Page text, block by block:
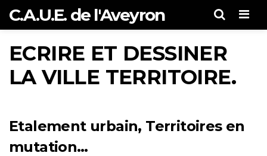
C.A.U.E. de l'Aveyron
ECRIRE ET DESSINER
LA VILLE TERRITOIRE.
Etalement urbain, Territoires en
mutation…